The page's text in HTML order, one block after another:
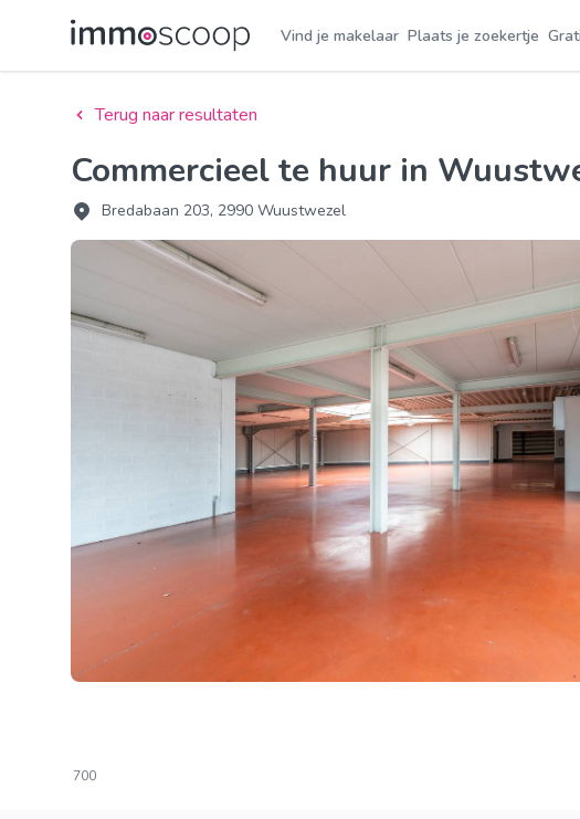
Vind je makelaar Plaats je zoekertje
Terug naar resultaten
Commercieel te huur in
Bredabaan 203, 2990 Wuustwezel
700